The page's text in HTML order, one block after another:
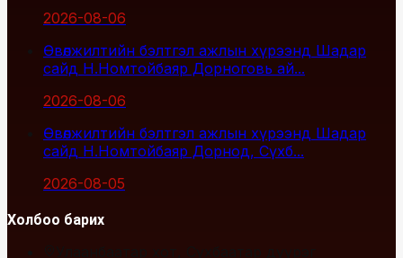
2026-08-06
Өвөлжилтийн бэлтгэл ажлын хүрээнд Шадар
сайд Н.Номтойбаяр Дорноговь ай...
2026-08-06
Өвөлжилтийн бэлтгэл ажлын хүрээнд Шадар
сайд Н.Номтойбаяр Дорнод, Сүхб...
2026-08-05
Холбоо барих